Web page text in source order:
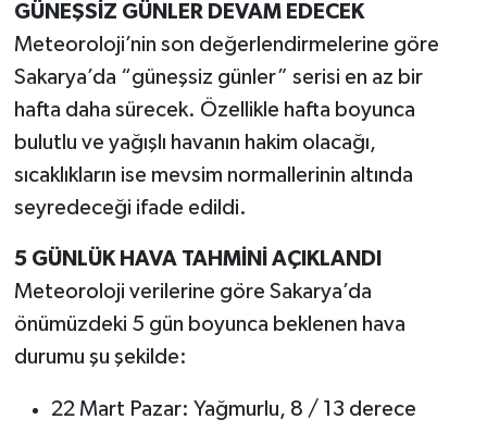
GÜNEŞSİZ GÜNLER DEVAM EDECEK
Meteoroloji’nin son değerlendirmelerine göre
Sakarya’da “güneşsiz günler” serisi en az bir
hafta daha sürecek. Özellikle hafta boyunca
bulutlu ve yağışlı havanın hakim olacağı,
sıcaklıkların ise mevsim normallerinin altında
seyredeceği ifade edildi.
5 GÜNLÜK HAVA TAHMİNİ AÇIKLANDI
Meteoroloji verilerine göre Sakarya’da
önümüzdeki 5 gün boyunca beklenen hava
durumu şu şekilde:
22 Mart Pazar: Yağmurlu, 8 / 13 derece